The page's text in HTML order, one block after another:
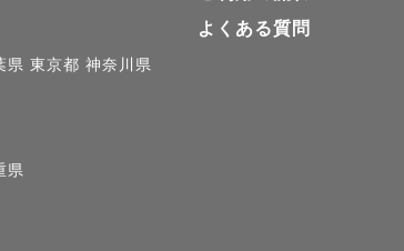
ださい✨
県 東京都 神奈川県
県
よくある質問